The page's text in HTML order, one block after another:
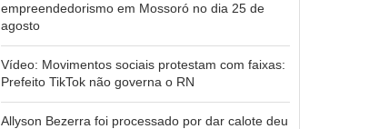
empreendedorismo em Mossoró no dia 25 de
agosto
Vídeo: Movimentos sociais protestam com faixas:
Prefeito TikTok não governa o RN
Allyson Bezerra foi processado por dar calote deu